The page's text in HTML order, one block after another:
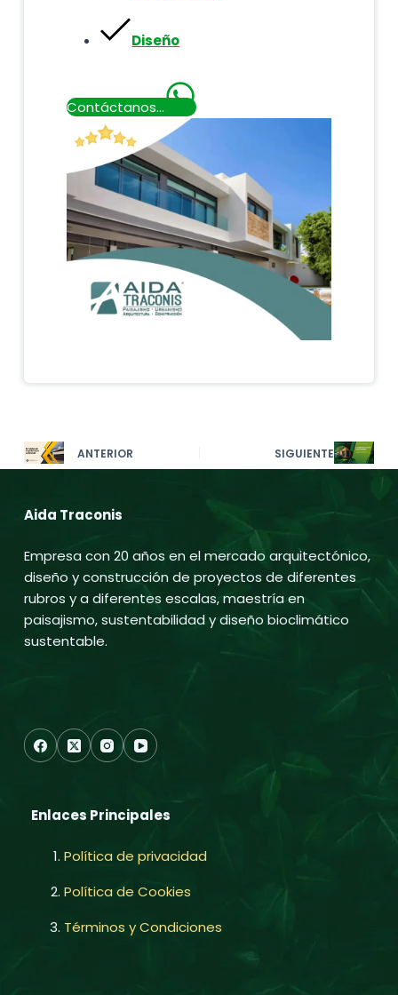
Diseño
Contáctanos…
ANTERIOR SIGUIENTE
Aida Traconis
Empresa con 20 años en el mercado arquitectónico,
diseño y construcción de proyectos de diferentes
rubros y a diferentes escalas, maestría en
paisajismo, sustentabilidad y diseño bioclimático
sustentable.
Enlaces Principales
Política de privacidad
Política de Cookies
Términos y Condiciones